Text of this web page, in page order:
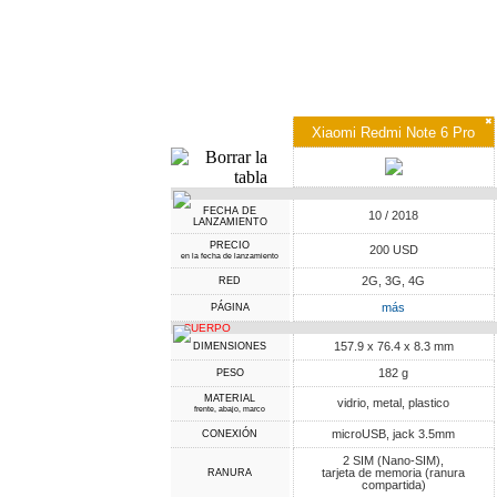
✖
Xiaomi Redmi Note 6 Pro
FECHA DE
LANZAMIENTO
10 / 2018
PRECIO
en la fecha de lanzamiento 200 USD
RED 2G, 3G, 4G
PÁGINA más
CUERPO
DIMENSIONES 157.9 x 76.4 x 8.3 mm
PESO 182 g
MATERIAL
frente, abajo, marco vidrio, metal, plastico
CONEXIÓN microUSB, jack 3.5mm
RANURA
2 SIM (Nano-SIM),
tarjeta de memoria (ranura
compartida)